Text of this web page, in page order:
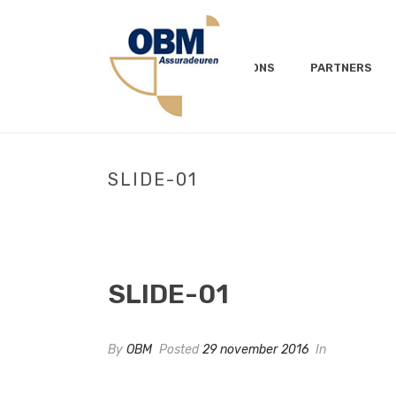
OVER ONS PARTNERS
SLIDE-01
SLIDE-01
By OBM Posted29 november 2016 In